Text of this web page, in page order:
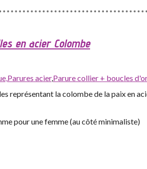
en acier Colombe
Parures acier,Parure collier + boucles
représentant la colombe de la paix en
pour une femme (au côté minimaliste)